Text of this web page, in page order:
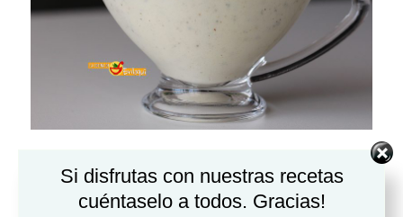
Salsa roquefort
Si disfrutas con nuestras recetas
cuéntaselo a todos. Gracias!